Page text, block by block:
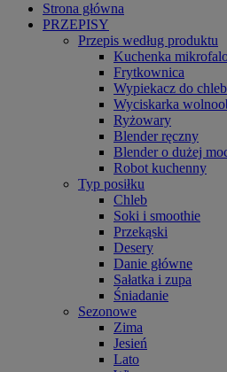
Strona główna
PRZEPISY
Przepis według produktu
Kuchenka
Frytkownica
Wypiekacz do
Wyciskarka
Ryżowary
Blender ręczny
Blender o dużej
Robot kuchenny
Typ posiłku
Chleb
Soki i smoothie
Przekąski
Desery
Danie główne
Sałatka i zupa
Śniadanie
Sezonowe
Zima
Jesień
Lato